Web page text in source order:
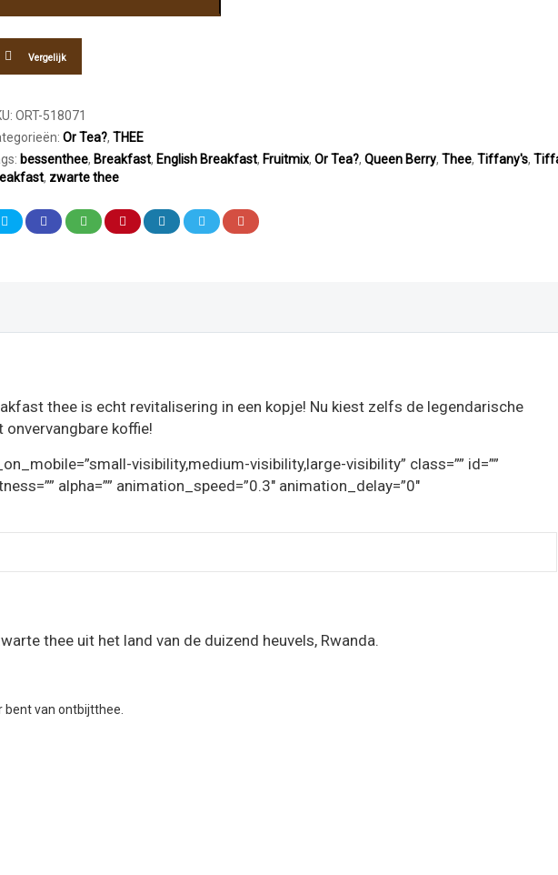
Vergelijk
ORT-518071
Or Tea?, THEE
bessenthee, Breakfast, English Breakfast, Fruitmix, Or Tea?, Queen Berry, Thee, Tiffany's,
, zwarte thee
thee is echt revitalisering in een kopje! Nu kiest zelfs de legendarische
koffie!
visibility,medium-visibility,large-visibility” class=”” id=””
alpha=”” animation_speed=”0.3″ animation_delay=”0″
thee uit het land van de duizend heuvels, Rwanda.
van ontbijtthee.